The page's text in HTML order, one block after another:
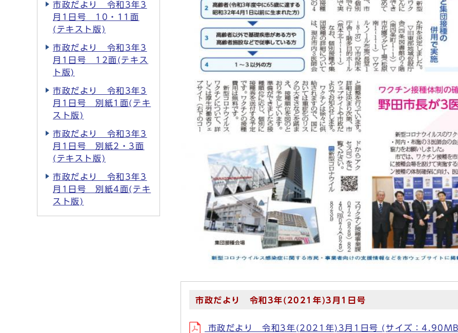
市政だより 令和3年(2021年)3月1日号
市政だより 令和3年(2021年)3月1日号 (サイズ：
市政だより 令和3年3
月1日号 10・11面
(テキスト版)
市政だより 令和3年3
月1日号 12面(テキス
ト版)
市政だより 令和3年3
月1日号 別紙1面(テキ
スト版)
市政だより 令和3年3
月1日号 別紙2・3面
(テキスト版)
市政だより 令和3年3
月1日号 別紙4面(テキ
スト版)